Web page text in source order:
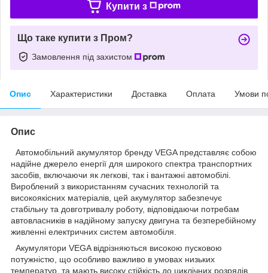
Купити з
Що таке купити з Пром?
Замовлення під захистом
Опис Характеристики Доставка Оплата Умови
Опис
Автомобільний акумулятор бренду VEGA представляє собою
надійне джерело енергії для широкого спектра транспортних
засобів, включаючи як легкові, так і вантажні автомобілі.
Вироблений з використанням сучасних технологій та
високоякісних матеріалів, цей акумулятор забезпечує
стабільну та довготривалу роботу, відповідаючи потребам
автовласників в надійному запуску двигуна та безперебійному
живленні електричних систем автомобіля.
Акумулятори VEGA відрізняються високою пусковою
потужністю, що особливо важливо в умовах низьких
температур, та мають високу стійкість до циклічних розрядів,